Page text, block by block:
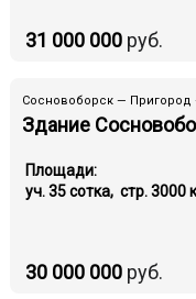
31 000 000руб.
Сосновоборск — Пригород
Здание
30 000 000руб.
Площади:
уч. 35 cотка, стр. 3000